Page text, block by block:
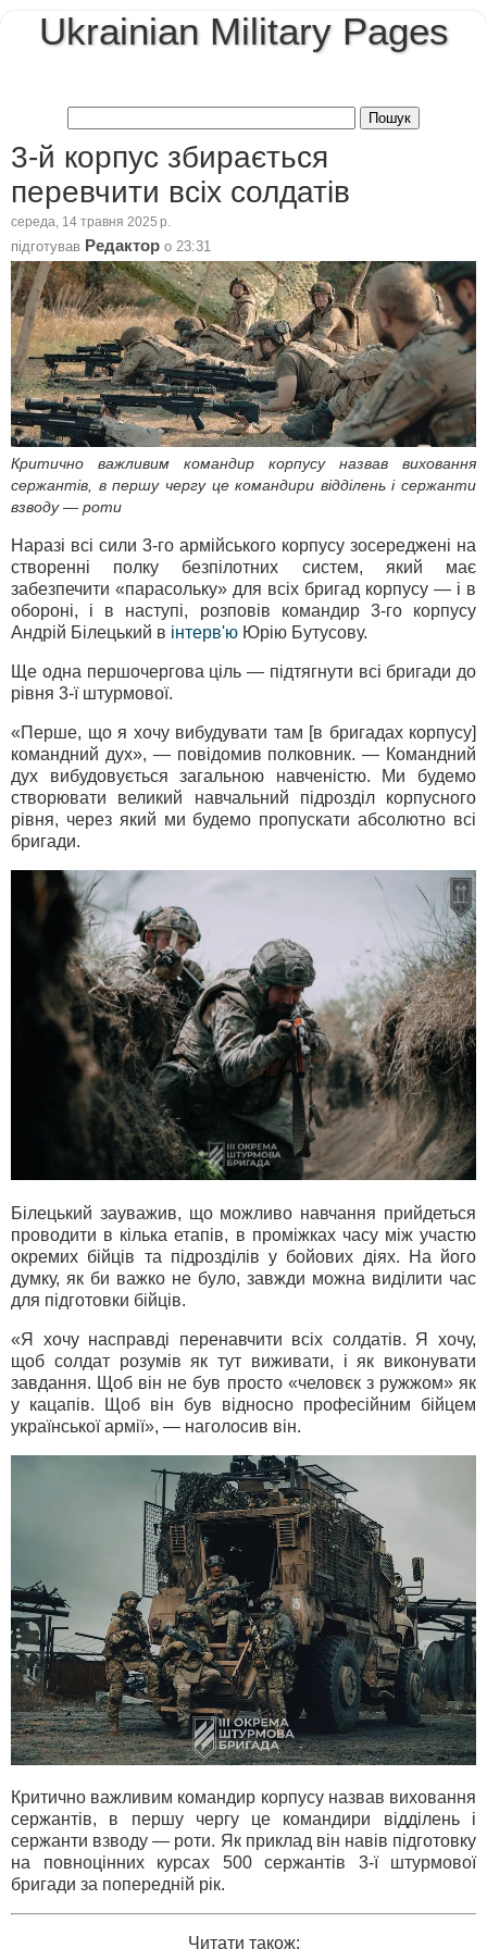
Ukrainian Military Pages
3-й корпус збирається
перевчити всіх солдатів
середа, 14 травня 2025 р.
підготував Редактор о 23:31
Критично важливим командир корпусу назвав виховання
сержантів, в першу чергу це командири відділень і сержанти
взводу — роти
Наразі всі сили 3-го армійського корпусу зосереджені на
створенні полку безпілотних систем, який має
забезпечити «парасольку» для всіх бригад корпусу — і в
обороні, і в наступі, розповів командир 3-го корпусу
Андрій Білецький в інтерв'ю Юрію Бутусову.
Ще одна першочергова ціль — підтягнути всі бригади до
рівня 3-ї штурмової.
«Перше, що я хочу вибудувати там [в бригадах корпусу]
командний дух», — повідомив полковник. — Командний
дух вибудовується загальною навченістю. Ми будемо
створювати великий навчальний підрозділ корпусного
рівня, через який ми будемо пропускати абсолютно всі
бригади.
Білецький зауважив, що можливо навчання прийдеться
проводити в кілька етапів, в проміжках часу між участю
окремих бійців та підрозділів у бойових діях. На його
думку, як би важко не було, завжди можна виділити час
для підготовки бійців.
«Я хочу насправді перенавчити всіх солдатів. Я хочу,
щоб солдат розумів як тут виживати, і як виконувати
завдання. Щоб він не був просто «человєк з ружжом» як
у кацапів. Щоб він був відносно професійним бійцем
української армії», — наголосив він.
Критично важливим командир корпусу назвав виховання
сержантів, в першу чергу це командири відділень і
сержанти взводу — роти. Як приклад він навів підготовку
на повноцінних курсах 500 сержантів 3-ї штурмової
бригади за попередній рік.
Читати також: